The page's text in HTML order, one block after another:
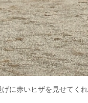
に赤いヒザを見せてく